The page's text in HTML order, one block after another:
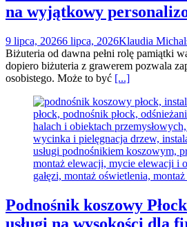
na wyjątkowy
9 lipca, 20266 lipca, 2026Klaudia
Biżuteria od dawna pełni rolę pamiątki
dopiero biżuteria z grawerem pozwala
osobistego. Może to być [...]
Podnośnik koszowy